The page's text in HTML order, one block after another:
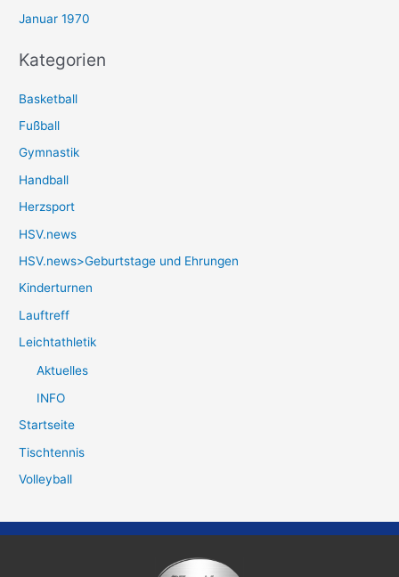
Januar 1970
Kategorien
Basketball
Fußball
Gymnastik
Handball
Herzsport
HSV.news
HSV.news>Geburtstage und Ehrungen
Kinderturnen
Lauftreff
Leichtathletik
Aktuelles
INFO
Startseite
Tischtennis
Volleyball